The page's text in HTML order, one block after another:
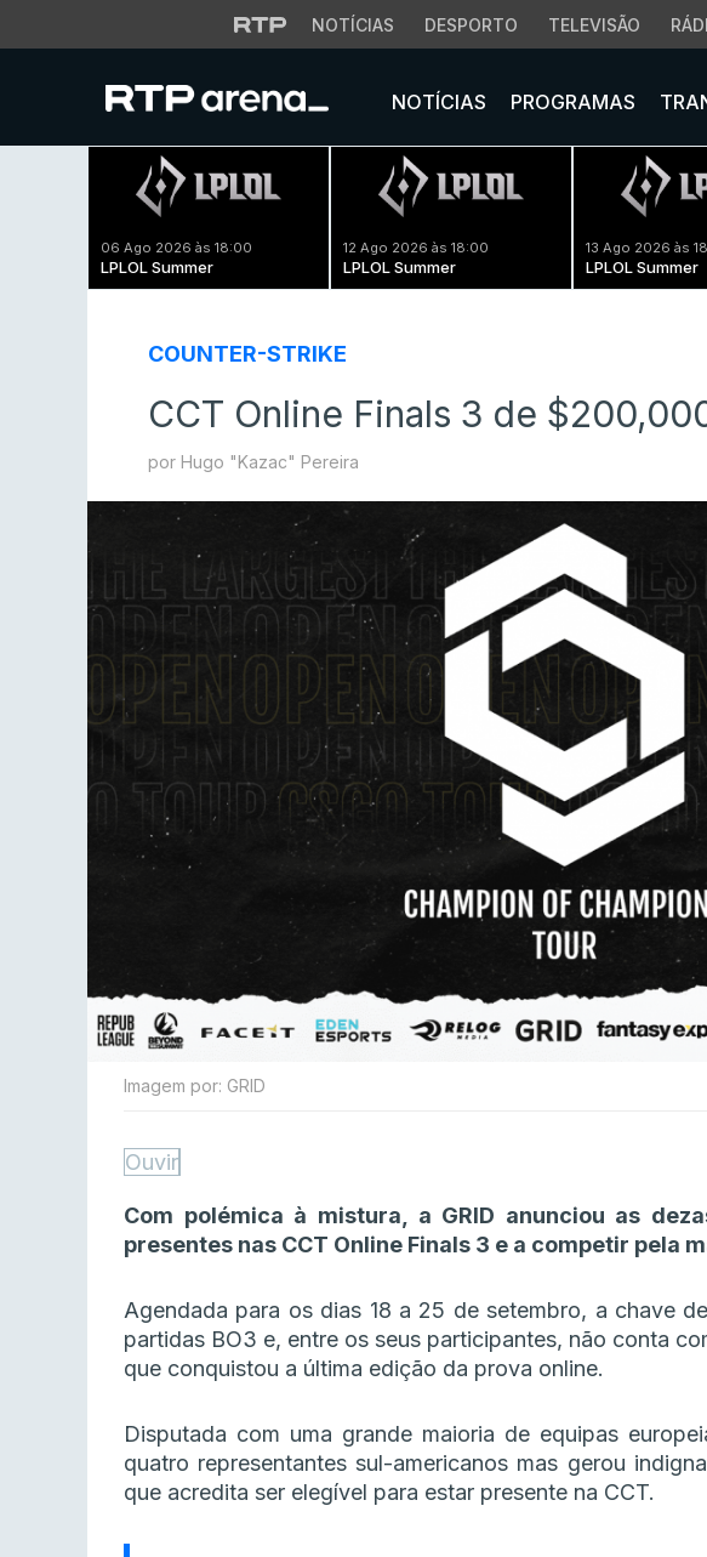
NOTÍCIAS DESPORTO TELEVISÃO
NOTÍCIAS PROGRAMAS
06 Ago 2026 às 18:00
LPLOL Summer
12 Ago 2026 às 18:00
LPLOL Summer
13 Ago 2026 às
LPLOL Summer
COUNTER-STRIKE
CCT Online Finals 3 de
por Hugo "Kazac" Pereira
Imagem por: GRID
Ouvir
Com polémica à mistura, a GRID anunciou as
presentes nas CCT Online Finals 3 e a competir pela
Agendada para os dias 18 a 25 de setembro, a chave
partidas BO3 e, entre os seus participantes, não conta
que conquistou a última edição da prova online.
Disputada com uma grande maioria de equipas
quatro representantes sul-americanos mas gerou
que acredita ser elegível para estar presente na CCT.